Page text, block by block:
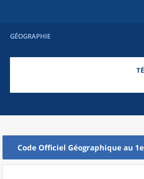
GÉOGRAPHIE
Code Officiel Géographique au